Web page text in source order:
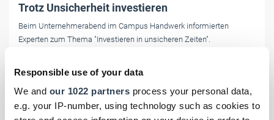
Responsible use of your data
We and our 1022 partners process your personal data,
e.g. your IP-number, using technology such as cookies to
Trotz Unsicherheit investieren
Beim Unternehmerabend im Campus Handwerk informierten
Experten zum Thema "Investieren in unsicheren Zeiten".